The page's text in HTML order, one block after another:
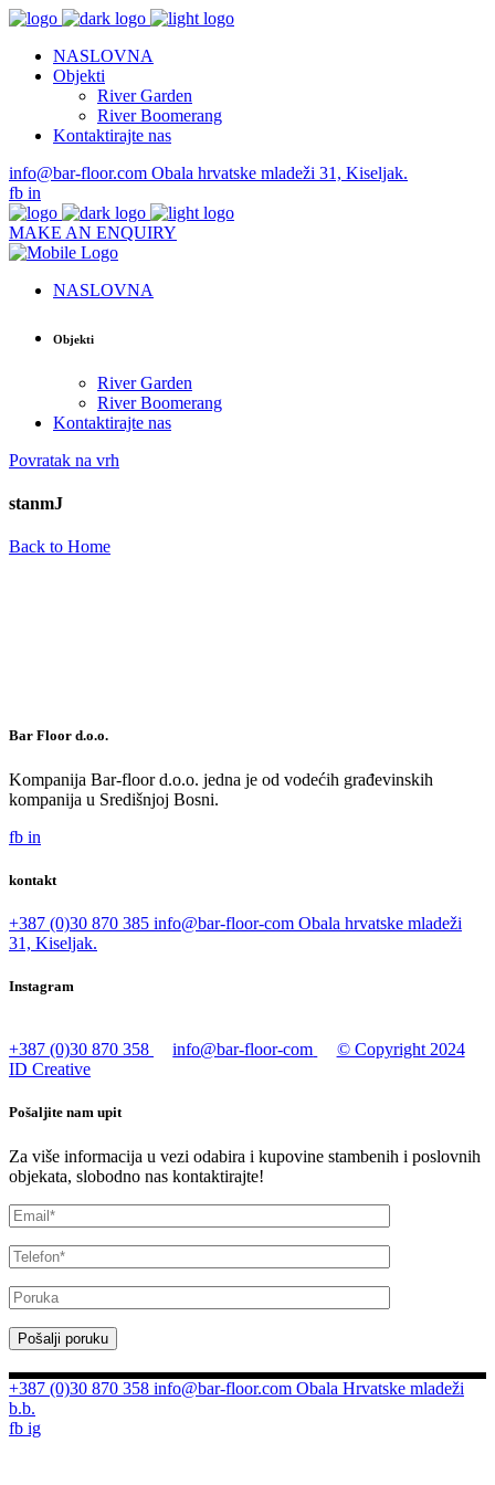
NASLOVNA
Objekti
River Garden
River Boomerang
Kontaktirajte nas
info@bar-floor.com Obala hrvatske mladeži 31, Kiseljak.
fb in
MAKE AN ENQUIRY
NASLOVNA
Objekti
River Garden
River Boomerang
Kontaktirajte nas
Povratak na vrh
stanmJ
Back to Home
Bar Floor d.o.o.
Kompanija Bar-floor d.o.o. jedna je od vodećih građevinskih
kompanija u Središnjoj Bosni.
fb in
kontakt
+387 (0)30 870 385 info@bar-floor-com Obala hrvatske mladeži
31, Kiseljak.
Instagram
+387 (0)30 870 358 info@bar-floor-com
© Copyright 2024
ID Creative
Pošaljite nam upit
Za više informacija u vezi odabira i kupovine stambenih i poslovnih
objekata, slobodno nas kontaktirajte!
Pošalji poruku
+387 (0)30 870 358 info@bar-floor.com Obala Hrvatske mladeži
b.b.
fb ig